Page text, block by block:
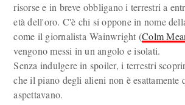
risorse e in breve obbligano i terrestri a
età dell'oro. C'è chi si oppone in nome
come il giornalista Wainwright (Colm
vengono messi in un angolo e isolati.
Senza indulgere in spoiler, i terrestri
che il piano degli alieni non è esattamente
aspettavano.